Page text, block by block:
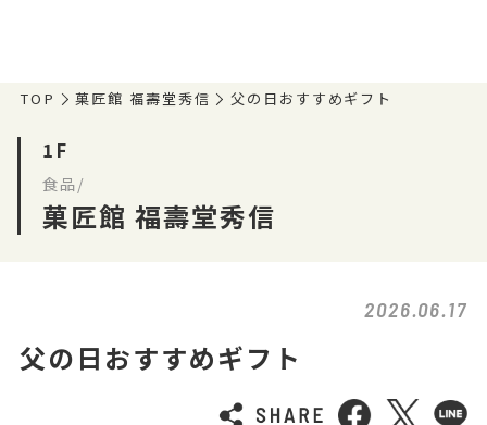
TOP 菓匠館 福壽堂秀信 父の日おすすめギフト
1F
食品/
菓匠館 福壽堂秀信
2026.06.17
父の日おすすめギフト